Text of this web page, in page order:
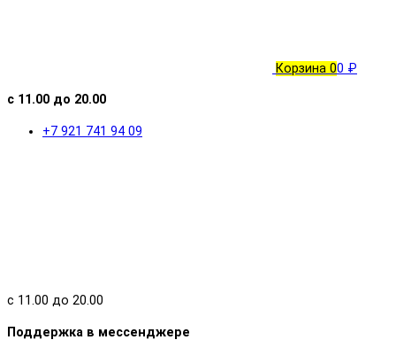
Корзина 00 ₽
с 11.00 до 20.00
+7 921 741 94 09
с 11.00 до 20.00
Поддержка в мессенджере